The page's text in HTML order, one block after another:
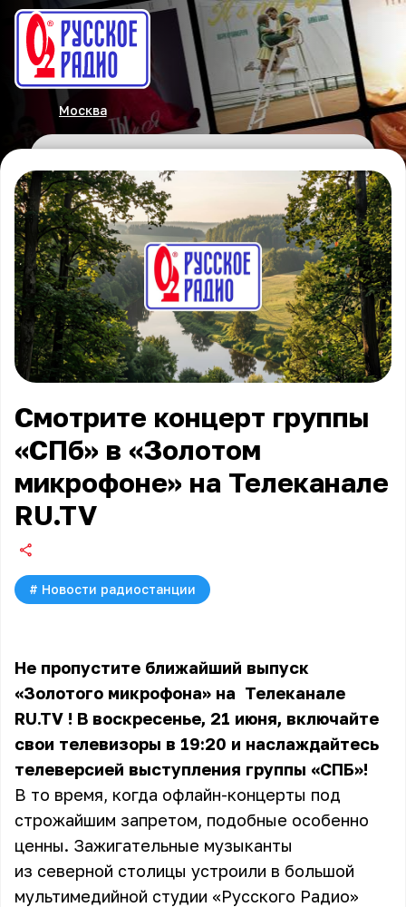
Москва
Смотрите концерт группы
«СПб» в «Золотом
микрофоне» на Телеканале
RU.TV
# Новости радиостанции
Не пропустите ближайший выпуск
«Золотого микрофона» на Телеканале
RU.TV ! В воскресенье, 21 июня, включайте
свои телевизоры в 19:20 и наслаждайтесь
телеверсией выступления группы «СПБ»!
В то время, когда офлайн-концерты под
строжайшим запретом, подобные особенно
ценны. Зажигательные музыканты
из северной столицы устроили в большой
мультимедийной студии «Русского Радио»